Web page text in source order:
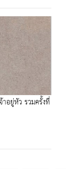
อยู่หัว รวมครั้งที่